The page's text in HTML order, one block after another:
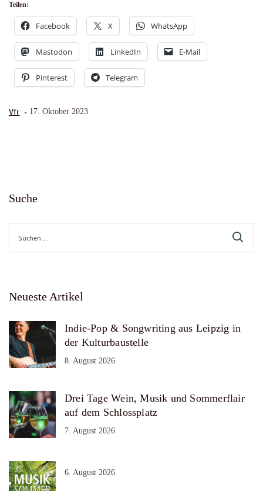
Teilen:
Facebook X WhatsApp
Mastodon LinkedIn E-Mail
Pinterest Telegram
Vfr 17. Oktober 2023
Suche
nach:
Neueste Artikel
Indie-Pop & Songwriting aus Leipzig in
der Kulturbaustelle
8. August 2026
Drei Tage Wein, Musik und Sommerflair
auf dem Schlossplatz
7. August 2026
6. August 2026